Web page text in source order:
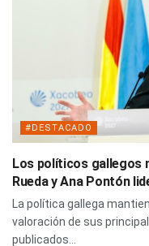
#DESTACADO
Los políticos gallegos
Rueda y Ana Pontón
La política gallega
valoración de sus
publicados...